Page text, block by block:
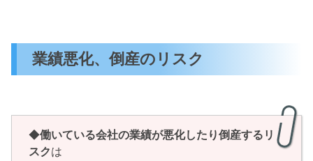
業績悪化、倒産のリスク
◆働いている会社の業績が悪化したり倒産するリ
スクは